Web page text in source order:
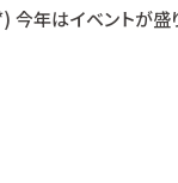
年はイベントが盛
なるためご注意くだ